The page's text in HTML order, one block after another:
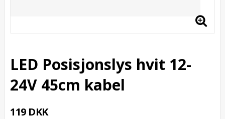
LED Posisjonslys hvit 12-
24V 45cm kabel
119 DKK